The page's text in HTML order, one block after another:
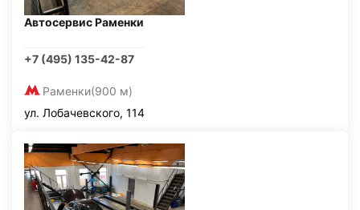
Автосервис Раменки
+7 (495) 135-42-87
Раменки(900 м)
ул. Лобачевского, 114